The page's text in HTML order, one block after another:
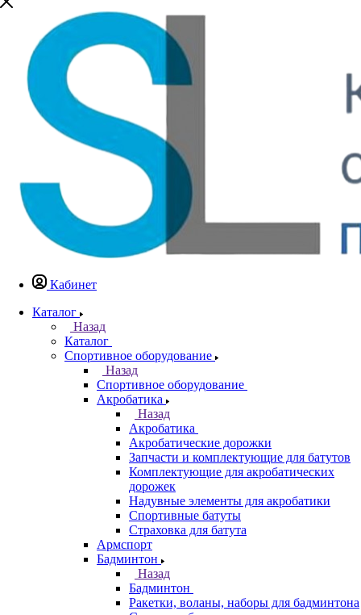
Кабинет
Каталог
Назад
Каталог
Спортивное оборудование
Назад
Спортивное оборудование
Акробатика
Назад
Акробатика
Акробатические дорожки
Запчасти и комплектующие для батутов
Комплектующие для акробатических
дорожек
Надувные элементы для акробатики
Спортивные батуты
Страховка для батута
Армспорт
Бадминтон
Назад
Бадминтон
Ракетки, воланы, наборы для бадминтона